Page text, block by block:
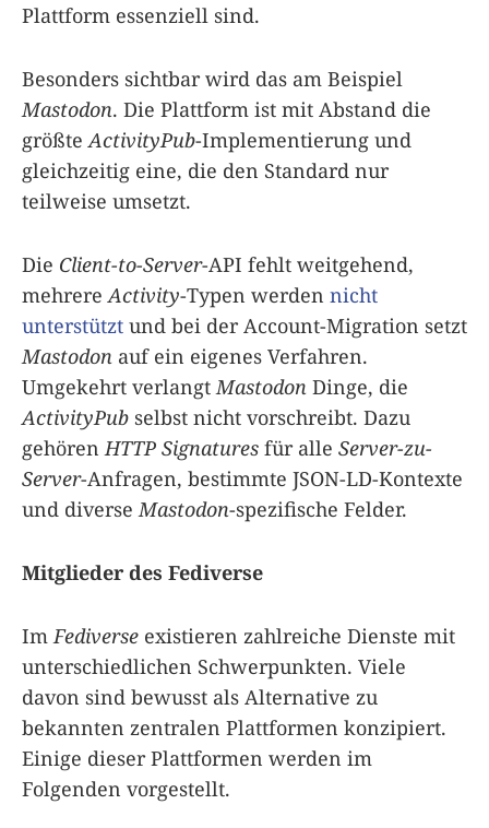
Plattform essenziell sind.
Besonders sichtbar wird das am Beispiel
Mastodon. Die Plattform ist mit Abstand die
größte ActivityPub-Implementierung und
gleichzeitig eine, die den Standard nur
teilweise umsetzt.
Die Client-to-Server-API fehlt weitgehend,
mehrere Activity-Typen werden nicht
unterstützt und bei der Account-Migration setzt
Mastodon auf ein eigenes Verfahren.
Umgekehrt verlangt Mastodon Dinge, die
ActivityPub selbst nicht vorschreibt. Dazu
gehören HTTP Signatures für alle Server-zu-
Server-Anfragen, bestimmte JSON-LD-Kontexte
und diverse Mastodon-spezifische Felder.
Mitglieder des Fediverse
Im Fediverse existieren zahlreiche Dienste mit
unterschiedlichen Schwerpunkten. Viele
davon sind bewusst als Alternative zu
bekannten zentralen Plattformen konzipiert.
Einige dieser Plattformen werden im
Folgenden vorgestellt.